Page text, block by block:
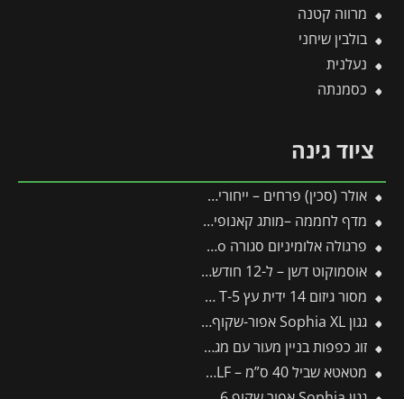
מרווה קטנה
בולבין שיחני
נעלנית
כסמנתה
ציוד גינה
אולר (סכין) פרחים – ייחורים, הרכבות ענפים צעירים
מדף לחממה –מותג קאנופיה 4 יח'
פרגולה אלומיניום סגורה SanRemo אפורה 3X4.4 קירוי שקוף מבית Canopia
אוסמוקוט דשן – ל-12 חודשים – 1 ק"ג
מסור גיזום 14 ידית עץ T-5 -תבור
גגון Sophia XL אפור-שקוף 1.4X2.9 עיצוב מודרני מבית פלרם – Canopia
זוג כפפות בניין מעור עם מגן ורידים CUT
מטאטא שביל 40 ס”מ – SB400M – WOLF